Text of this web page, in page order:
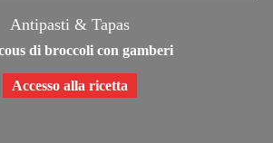
Antipasti & Tapas
di broccoli con gamberi
Accesso alla ricetta